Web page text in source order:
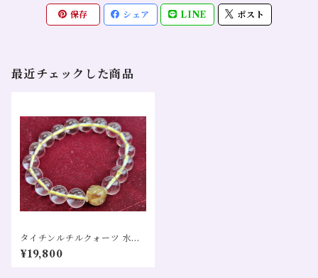
保存 シェア LINE ポスト
最近チェックした商品
タイチンルチルクォーツ 水晶
金運 全体運 財運 仕事運 恋愛
運 黄色
¥19,800